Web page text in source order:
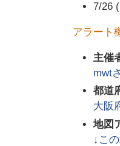
7/26 (
アラート
主催
mwt
都道
大阪
地図
↓こ